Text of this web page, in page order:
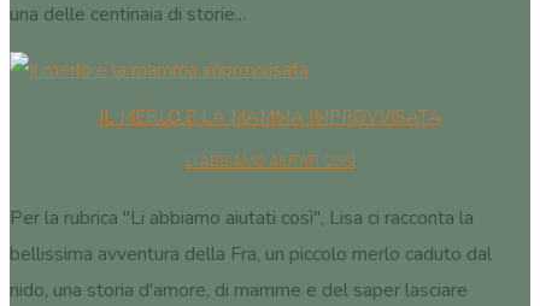
una delle centinaia di storie...
IL MERLO E LA MAMMA IMPROVVISATA
LI ABBIAMO AIUTATI COSÌ
Per la rubrica "Li abbiamo aiutati così", Lisa ci racconta la
bellissima avventura della Fra, un piccolo merlo caduto dal
nido, una storia d'amore, di mamme e del saper lasciare